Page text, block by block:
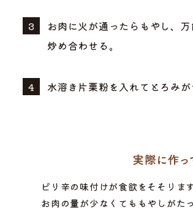
お肉に火が通ったらもやし、
炒め合わせる。
水溶き片栗粉を入れてとろみ
ピリ辛の味付けが食欲をそそりま
お肉の量が少なくてももやしがた
メニューから選ぶ